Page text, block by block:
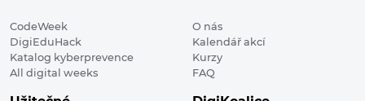
CodeWeek
DigiEduHack
Katalog kyberprevence
All digital weeks
O nás
Kalendář akcí
Kurzy
FAQ